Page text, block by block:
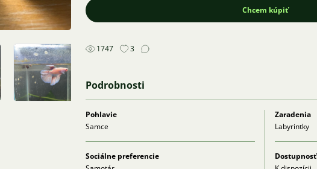
Chcem kúpiť
1747 3
Podrobnosti
Pohlavie
Samce
Zaradenia
Labyrintky
Sociálne preferencie
Dostupnosť